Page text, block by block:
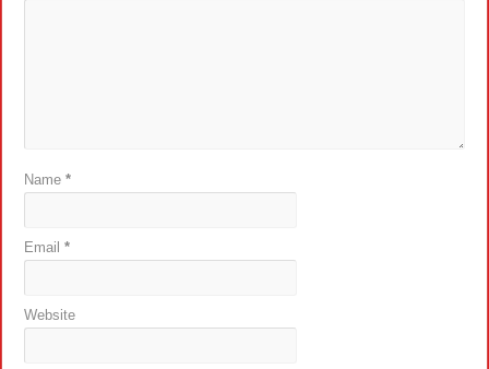
Name*
Email*
Website